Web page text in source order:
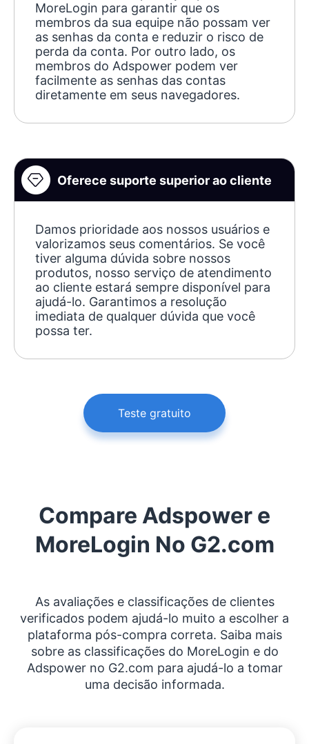
MoreLogin para garantir que os
membros da sua equipe não possam ver
as senhas da conta e reduzir o risco de
perda da conta. Por outro lado, os
membros do Adspower podem ver
facilmente as senhas das contas
diretamente em seus navegadores.
Oferece suporte superior ao cliente
Damos prioridade aos nossos usuários e
valorizamos seus comentários. Se você
tiver alguma dúvida sobre nossos
produtos, nosso serviço de atendimento
ao cliente estará sempre disponível para
ajudá-lo. Garantimos a resolução
imediata de qualquer dúvida que você
possa ter.
Teste gratuito
Compare Adspower e
MoreLogin No G2.com
As avaliações e classificações de clientes
verificados podem ajudá-lo muito a escolher a
plataforma pós-compra correta. Saiba mais
sobre as classificações do MoreLogin e do
Adspower no G2.com para ajudá-lo a tomar
uma decisão informada.